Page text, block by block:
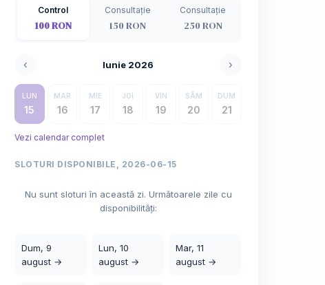
Control
100 RON
Consultație
150 RON
Consultație
250 RON
‹ Iunie 2026 ›
LUN
15
MAR
16
MIE
17
JOI
18
VIN
19
SÂM
20
DUM
21
Vezi calendar complet
SLOTURI DISPONIBILE, 2026-06-15
Nu sunt sloturi în această zi. Următoarele zile cu
disponibilități:
Dum, 9
august →
Lun, 10
august →
Mar, 11
august →